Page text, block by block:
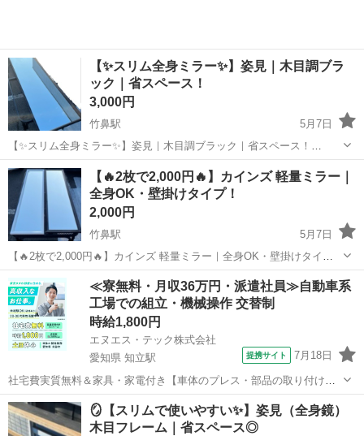
【✨スリム全身ミラー✨】姿見｜木目調ブラ
ック｜省スペース！
3,000円
竹鼻駅
5月7日
【✨スリム全身ミラー✨】姿見｜木目調ブラック｜省スペース！
⸻ 【商品名】 姿見（全身鏡）木目調 ブラック ⸻ 【🌟おすす
めポイント🌟】 ✔ 全身しっかり映るロングサイズ ✔ スリム設計で場
所を取らない ✔ 木目調ブ...
岐阜 羽島市 竹鼻駅 ミラー/鏡 姿見
【🔥2枚で2,000円🔥】カインズ 軽量ミラー｜
全身OK・壁掛けタイプ！
2,000円
竹鼻駅
5月7日
【🔥2枚で2,000円🔥】カインズ 軽量ミラー｜全身OK・壁掛けタイ
プ！ ⸻ 【商品名】 CAINZ（カインズ）軽量 壁掛けミラー120 ナ
チュラルカラー 2枚セット ⸻ 【✨おすすめポイント✨】 ✔ 2枚セ
ットでこ...
竹鼻駅 ミラー/鏡 カインズ
≪寮無料・月収36万円・派遣社員≫自動車系
工場での組立・機械操作 交替制
時給1,800円
エヌエス・テック株式会社
愛知県 知立駅
提携サイト 7月18日
社宅費実質無料＆家具・家電付き【車体のプレス・部品の取り付け・
塗装・検査】未経験でも時給1,800円 車体のプレス・部品の取り付
け・塗装・検査 車体のプレス・部品の取り付け・塗装・検査など、各
工程に分かれて作業を担当します...
愛知 刈谷市 知立駅 その他
🪞【スリムで使いやすい✨】姿見（全身鏡）
木目フレーム｜省スペース◎